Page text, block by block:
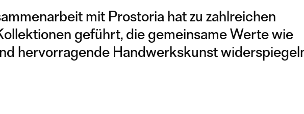
mit Prostoria hat zu zahlreichen
geführt, die gemeinsame Werte wie
hervorragende Handwerkskunst